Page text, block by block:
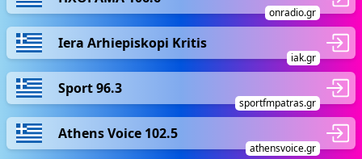
onradio.gr
Iera Arhiepiskopi Kritis
iak.gr
Sport 96.3
sportfmpatras.gr
Athens Voice 102.5
athensvoice.gr